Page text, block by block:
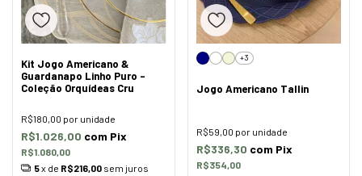
Kit Jogo Americano &
Guardanapo Linho Puro -
Coleção Orquídeas Cru
R$180,00 por unidade
R$1.080,00
R$1.026,00 com Pix
5x de R$216,00 sem juros
+3
Jogo Americano Tallin
R$59,00 por unidade
R$354,00
R$336,30 com Pix